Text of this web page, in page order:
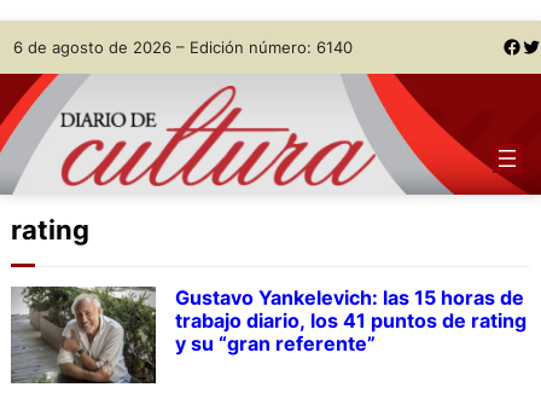
Skip
to
content
6 de agosto de 2026 – Edición número: 6140 Facebook Twitter
rating
Gustavo Yankelevich: las 15 horas de
trabajo diario, los 41 puntos de rating
y su “gran referente”